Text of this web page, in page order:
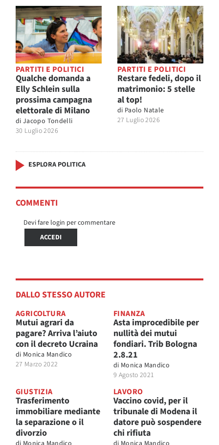
PARTITI E POLITICI
Qualche domanda a
Elly Schlein sulla
prossima campagna
elettorale di Milano
di Jacopo Tondelli
30 Luglio 2026
PARTITI E POLITICI
Restare fedeli, dopo il
matrimonio: 5 stelle
al top!
di Paolo Natale
27 Luglio 2026
ESPLORA POLITICA
COMMENTI
Devi fare login per commentare
ACCEDI
DALLO STESSO AUTORE
AGRICOLTURA
Mutui agrari da
pagare? Arriva l’aiuto
con il decreto Ucraina
di Monica Mandico
27 Marzo 2022
FINANZA
Asta improcedibile per
nullità dei mutui
fondiari. Trib Bologna
2.8.21
di Monica Mandico
9 Agosto 2021
GIUSTIZIA
Trasferimento
immobiliare mediante
la separazione o il
divorzio
LAVORO
Vaccino covid, per il
tribunale di Modena il
datore può sospendere
chi rifiuta